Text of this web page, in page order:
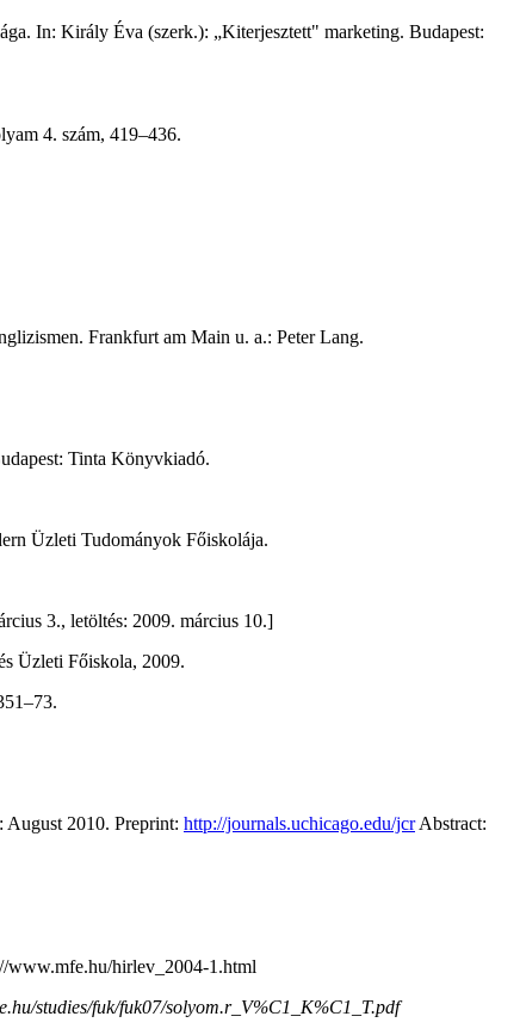
In: Király Éva (szerk.): „Kiterjesztett" marketing. Budapest:
4. szám, 419–436.
Frankfurt am Main u. a.: Peter Lang.
Tinta Könyvkiadó.
Üzleti Tudományok Főiskolája.
3., letöltés: 2009. március 10.]
Üzleti Főiskola, 2009.
: August 2010. Preprint: http://journals.uchicago.edu/jcrAbstract:
www.mfe.hu/hirlev_2004-1.html
studies/fuk/fuk07/solyom.r_V%C1_K%C1_T.pdf